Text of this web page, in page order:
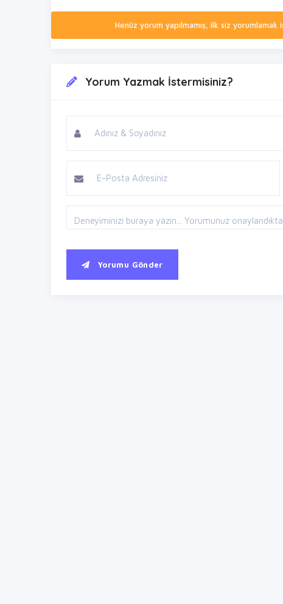
Henüz yorum yapılmamış, ilk siz
Yorum Yazmak İstermisiniz?
Yorumu Gönder